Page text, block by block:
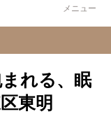
メニュー
まれる、眠
東明